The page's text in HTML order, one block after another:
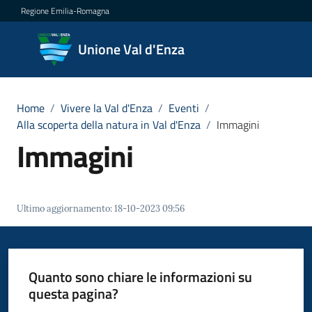
Vai al contenuto
Vai alla navigazione
Vai al footer
Regione Emilia-Romagna
Unione Val d'Enza
Unione
Val
Amministrazione
Servizi
Val
Home / Vivere la Val d'Enza / Eventi /
Alla scoperta della natura in Val d'Enza / Immagini
Immagini
Ultimo aggiornamento:18-10-2023 09:56
Quanto sono chiare le informazioni su
questa pagina?